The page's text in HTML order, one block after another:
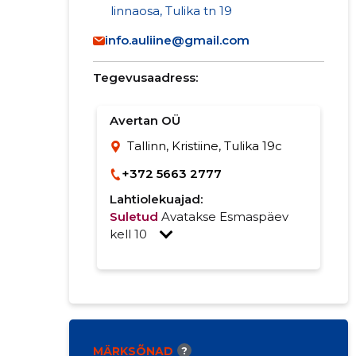
linnaosa, Tulika tn 19
info.auliine@gmail.com
Tegevusaadress:
Avertan OÜ
Tallinn, Kristiine, Tulika 19c
+372 5663 2777
Lahtiolekuajad:
Suletud Avatakse Esmaspäev
kell 10
MÄRKSÕNAD ?